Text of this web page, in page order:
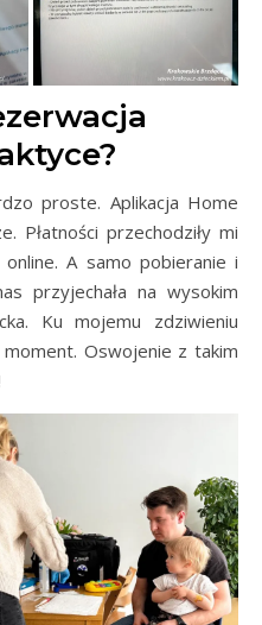
proste. Aplikacja Home
Płatności przechodziły mi
A samo pobieranie i
przyjechała na wysokim
Ku mojemu zdziwieniu
moment. Oswojenie z takim